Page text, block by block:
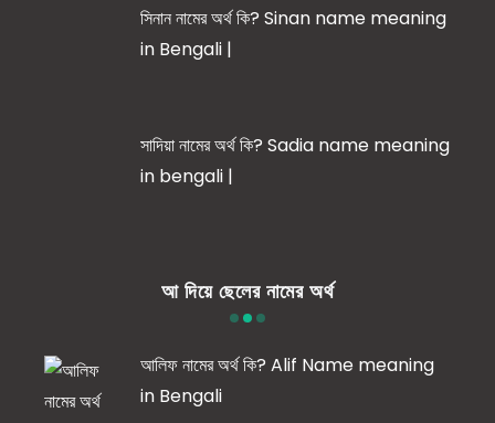
সিনান নামের অর্থ কি? Sinan name meaning
in Bengali |
সাদিয়া নামের অর্থ কি? Sadia name meaning
in bengali |
আ দিয়ে ছেলের নামের অর্থ
আলিফ নামের অর্থ কি? Alif Name meaning
in Bengali